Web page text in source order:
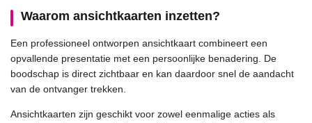
Waarom ansichtkaarten inzetten?
Een professioneel ontworpen ansichtkaart combineert een
opvallende presentatie met een persoonlijke benadering. De
boodschap is direct zichtbaar en kan daardoor snel de aandacht
van de ontvanger trekken.
Ansichtkaarten zijn geschikt voor zowel eenmalige acties als